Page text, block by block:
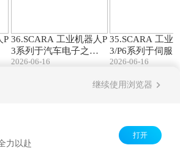
P 36.SCARA 工业机器人P
3系列于汽车电子之应
用|智控雷达摆盘·柔性
2026-06-16
35.SCARA 工业
3/P6系列于伺服
应用|机器人自动
2026-06-16
继续使用浏览器
力以赴
打开